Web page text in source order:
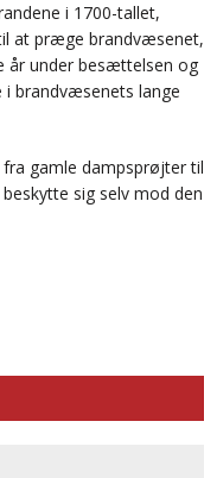
i 1700-tallet,
at præge brandvæsenet,
år under besættelsen og
brandvæsenets lange
gamle dampsprøjter til
sig selv mod den